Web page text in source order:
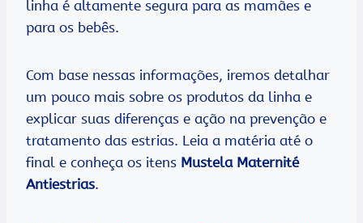
linha é altamente segura para as mamães e
para os bebês.
Com base nessas informações, iremos detalhar
um pouco mais sobre os produtos da linha e
explicar suas diferenças e ação na prevenção e
tratamento das estrias. Leia a matéria até o
final e conheça os itens Mustela Maternité
Antiestrias.